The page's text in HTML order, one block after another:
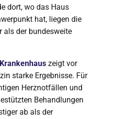
dort, wo das Haus
hat, liegen die
als der bundesweite
zeigt vor
starke Ergebnisse. Für
Herznotfällen und
Behandlungen
ab als der